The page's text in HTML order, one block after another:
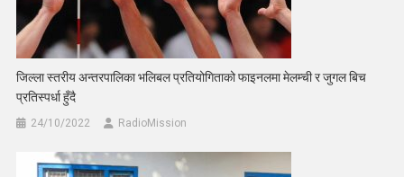
जिल्ला स्तरीय अन्तरपालिका भलिबल प्रतियोगिताको फाइनलमा मेलम्ची र जुगल बिच
प्रतिस्पर्धा हुँदै
24/10/2022 RadioMission